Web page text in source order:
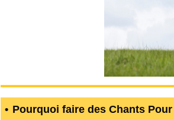
Pourquoi faire des Chants Pour